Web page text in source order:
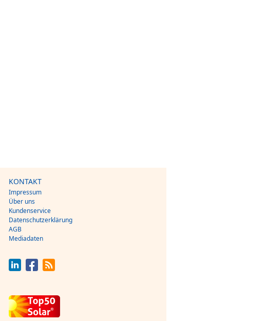
KONTAKT
Impressum
Über uns
Kundenservice
Datenschutzerklärung
AGB
Mediadaten